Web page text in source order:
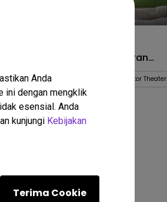
Anda
ini dengan mengklik
esensial. Anda
kunjungi Kebijakan
Terima Cookie
Simulator Golf dan Hiburan
Golf Simulator Setup Golf Simulator Theater